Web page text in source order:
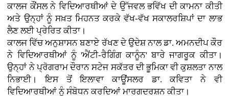
ਕਾਲਜ ਕੌਂਸਲ ਨੇ ਵਿਦਿਆਰਥੀਆਂ ਦੇ ਉੱਜਵਲ ਭਵਿੱਖ ਦੀ ਕਾਮਨਾ ਕੀਤੀ
ਅਤੇ ਉਨ੍ਹਾਂ ਨੂੰ ਸਖ਼ਤ ਮਿਹਨਤ ਕਰਕੇ ਵੱਖ-ਵੱਖ ਸਕਾਲਰਸ਼ਿਪਾਂ ਦਾ ਲਾਭ
ਲੈਣ ਲਈ ਪ੍ਰੇਰਿਤ ਕੀਤਾ।
ਕਾਲਜ ਵਿੱਚ ਅਨੁਸ਼ਾਸਨ ਬਣਾਏ ਰੱਖਣ ਦੇ ਉਦੇਸ਼ ਨਾਲ ਡਾ. ਅਮਨਦੀਪ ਕੌਰ
ਨੇ ਵਿਦਿਆਰਥੀਆਂ ਨੂੰ 'ਐਂਟੀ-ਰੈਗਿੰਗ ਕਾਨੂੰਨ' ਬਾਰੇ ਜਾਗਰੂਕ ਕੀਤਾ।
ਉਨ੍ਹਾਂ ਨੇ ਪ੍ਰੋਗਰਾਮ ਦੌਰਾਨ ਸਟੇਜ ਸਕੱਤਰ ਦੀ ਭੂਮਿਕਾ ਵੀ ਕੁਸ਼ਲਤਾ ਨਾਲ
ਨਿਭਾਈ। ਇਸ ਤੋਂ ਇਲਾਵਾ ਕਾਊਂਸਲਰ ਡਾ. ਕਵਿਤਾ ਨੇ ਵੀ
ਵਿਦਿਆਰਥੀਆਂ ਨੂੰ ਸੰਬੋਧਨ ਕਰਦਿਆਂ ਮਾਰਗਦਰਸ਼ਨ ਕੀਤਾ।